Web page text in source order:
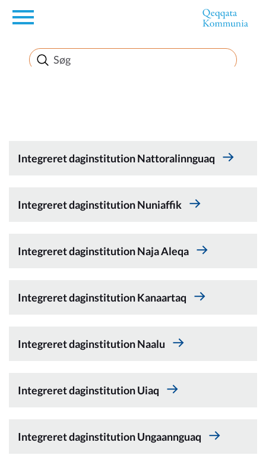
en
Borger
Kommuneplanen
Om_kommunen
Integreret daginstitution Nattoralinnguaq
Integreret daginstitution Nuniaffik
Integreret daginstitution Naja Aleqa
Integreret daginstitution Kanaartaq
Integreret daginstitution Naalu
Integreret daginstitution Uiaq
Integreret daginstitution Ungaannguaq